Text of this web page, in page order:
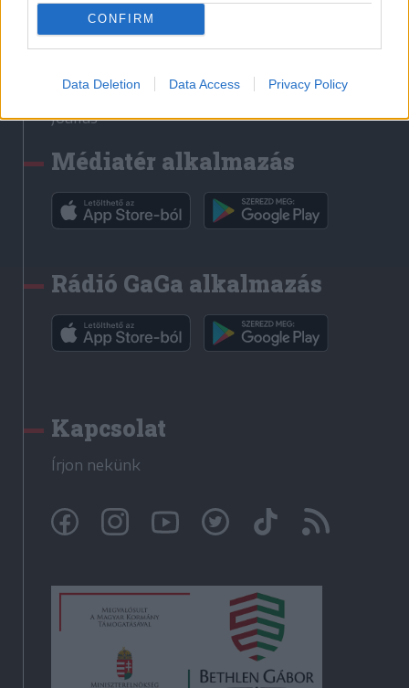
CONFIRM
Data Deletion Data Access Privacy Policy
Erdélyi Napló
Főtér
Rádió GaGa
Jóállás
Médiatér alkalmazás
Rádió GaGa alkalmazás
Kapcsolat
Írjon nekünk